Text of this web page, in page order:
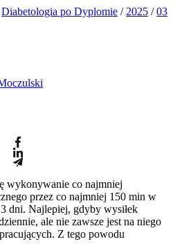
Diabetologia po Dyplomie / 2025 /03
wykonywanie co najmniej
przez co najmniej 150 min w
dni. Najlepiej, gdyby wysiłek
ale nie zawsze jest na niego
Z tego powodu